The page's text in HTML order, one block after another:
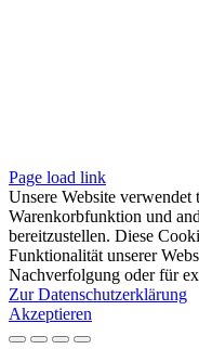
Page load link
Unsere Website
Warenkorbfunktion und
bereitzustellen. Diese
Funktionalität unserer
Nachverfolgung oder für
Zur Datenschutzerklärung
Akzeptieren